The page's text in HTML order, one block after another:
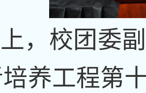
，校团委
培养工程第